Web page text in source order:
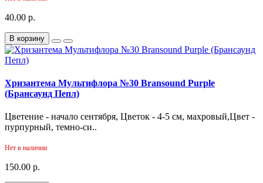
40.00 р.
В корзину
Хризантема Мультифлора №30 Bransound Purple
(Брансаунд Пепл)
Цветение - начало сентября, Цветок - 4-5 см, махровый,Цвет -
пурпурный, темно-си..
Нет в наличии
150.00 р.